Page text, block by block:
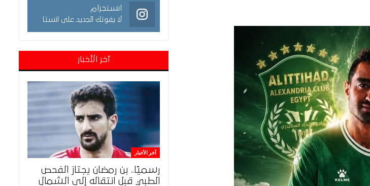
انستجرام
لا يفوتك الجديد على انستا
آخر الأخبار
آخر الأخبار
رسميًا.. بن رمضان يجتاز الفحص
الطبي قبل انتقاله إلى الشمال